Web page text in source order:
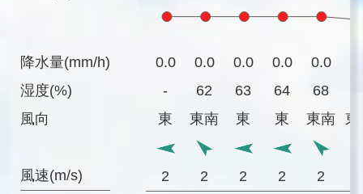
降水量(mm/h)
湿度(%)
風向
風速(m/s)
0.0 0.0 0.0 0.0 0.0
-
62 63 64 68
東
東南 東 東 東南 東
2 2 2 2 2